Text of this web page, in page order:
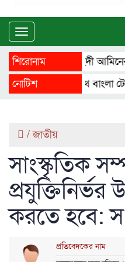
Toggle
navigation
শিরোনামমাহ্দী আমিনের
নোটিশ
ইয়ুথ বাংলা
/জাতীয়
সাংস্কৃতিক
করতে হবে:
প্রতিবেদকের নাম